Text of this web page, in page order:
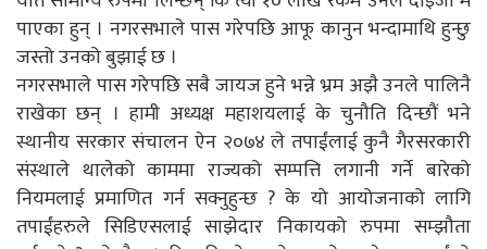
पाएका हुन् । नगरसभाले पास गरेपछि आफू कानुन भन्दामाथि हुन्छु
जस्तो उनको बुझाई छ ।
नगरसभाले पास गरेपछि सबै जायज हुने भन्ने भ्रम अझै उनले पालिनै
राखेका छन् । हामी अध्यक्ष महाशयलाई के चुनौति दिन्छौं भने
स्थानीय सरकार संचालन ऐन २०७४ ले तपाईंलाई कुनै गैरसरकारी
संस्थाले थालेको काममा राज्यको सम्पत्ति लगानी गर्ने बारेको
नियमलाई प्रमाणित गर्न सक्नुहुन्छ ? के यो आयोजनाको लागि
तपाईंहरुले सिडिएसलाई साझेदार निकायको रुपमा सम्झौता